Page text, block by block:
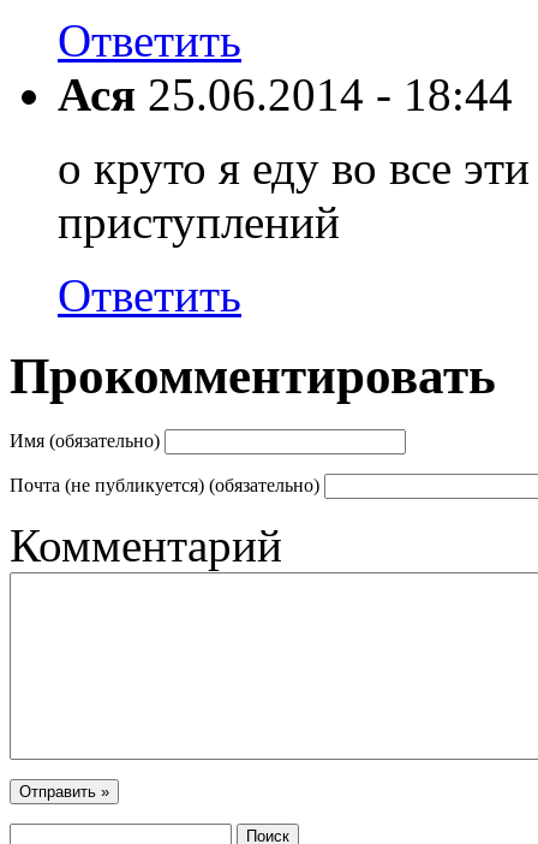
Ответить
Ася 25.06.2014 - 18:44
о круто я еду во все
приступлений
Ответить
Прокомментировать
Имя (обязательно)
Почта (не публикуется) (обязательно)
Комментарий